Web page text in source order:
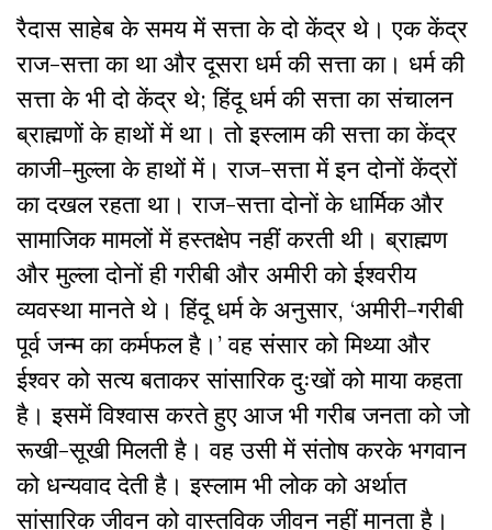
रैदास साहेब के समय में सत्ता के दो केंद्र थे। एक केंद्र
राज-सत्ता का था और दूसरा धर्म की सत्ता का। धर्म की
सत्ता के भी दो केंद्र थे; हिंदू धर्म की सत्ता का संचालन
ब्राह्मणों के हाथों में था। तो इस्लाम की सत्ता का केंद्र
काजी-मुल्ला के हाथों में। राज-सत्ता में इन दोनों केंद्रों
का दखल रहता था। राज-सत्ता दोनों के धार्मिक और
सामाजिक मामलों में हस्तक्षेप नहीं करती थी। ब्राह्मण
और मुल्ला दोनों ही गरीबी और अमीरी को ईश्वरीय
व्यवस्था मानते थे। हिंदू धर्म के अनुसार, ‘अमीरी-गरीबी
पूर्व जन्म का कर्मफल है।’ वह संसार को मिथ्या और
ईश्वर को सत्य बताकर सांसारिक दुःखों को माया कहता
है। इसमें विश्वास करते हुए आज भी गरीब जनता को जो
रूखी-सूखी मिलती है। वह उसी में संतोष करके भगवान
को धन्यवाद देती है। इस्लाम भी लोक को अर्थात
सांसारिक जीवन को वास्तविक जीवन नहीं मानता है।